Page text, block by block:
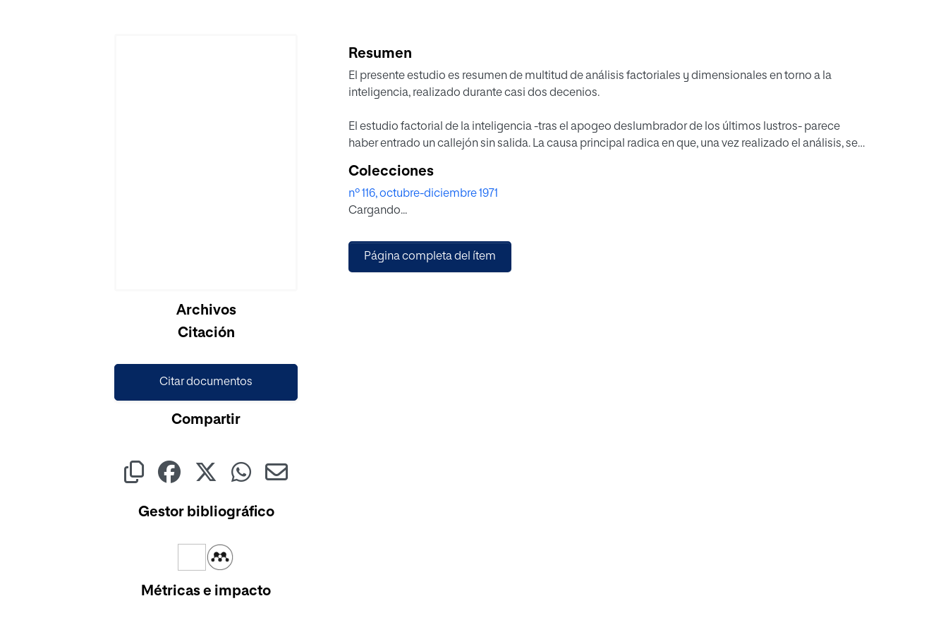
Archivos
Citación
Citar documentos
Compartir
Gestor bibliográfico
Métricas e impacto
Resumen
El presente estudio es resumen de multitud de análisis factoriales y dimensionales en torno a la
inteligencia, realizado durante casi dos decenios.
El estudio factorial de la inteligencia -tras el apogeo deslumbrador de los últimos lustros- parece
haber entrado un callejón sin salida. La causa principal radica en que, una vez realizado el análisis, se
analistas.
Colecciones
nº 116, octubre-diciembre 1971
Cargando...
Página completa del ítem